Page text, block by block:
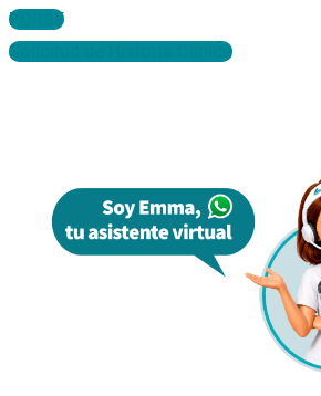
PQRSF
Solicitud de Historia Clínica